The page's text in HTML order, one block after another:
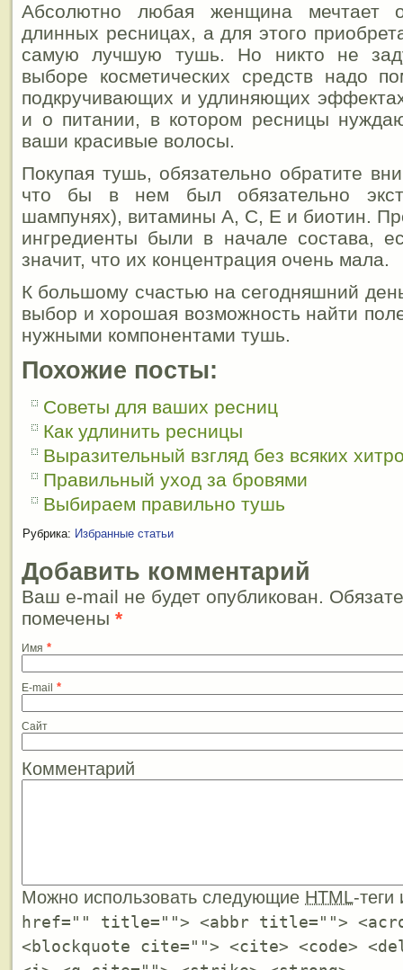
Абсолютно любая женщина
длинных ресницах, а для этого
самую лучшую тушь. Но никто не
выборе косметических средств надо
подкручивающих и удлиняющих
и о питании, в котором ресницы
ваши красивые волосы.
Покупая тушь, обязательно обратите
что бы в нем был обязательно
шампунях), витамины А, С, Е и биотин.
ингредиенты были в начале состава,
значит, что их концентрация очень мала.
К большому счастью на сегодняшний
выбор и хорошая возможность найти
нужными компонентами тушь.
Похожие посты:
Советы для ваших ресниц
Как удлинить ресницы
Выразительный взгляд без всяких
Правильный уход за бровями
Выбираем правильно тушь
Рубрика: Избранные статьи
Добавить комментарий
Ваш e-mail не будет опубликован.
помечены *
Имя *
E-mail *
Сайт
Комментарий
Можно использовать следующие HTML-
href="" title=""> <abbr title="">
<blockquote cite=""> <cite> <code>